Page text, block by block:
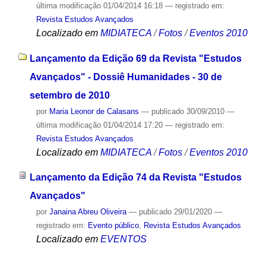
última modificação01/04/2014 16:18 — registrado em:
Revista Estudos Avançados
Localizado em MIDIATECA /Fotos /Eventos 2010
Lançamento da Edição 69 da Revista "Estudos
Avançados" - Dossiê Humanidades - 30 de
setembro de 2010
por Maria Leonor de Calasans — publicado30/09/2010 —
última modificação01/04/2014 17:20 — registrado em:
Revista Estudos Avançados
Localizado em MIDIATECA /Fotos /Eventos 2010
Lançamento da Edição 74 da Revista "Estudos
Avançados"
por Janaina Abreu Oliveira — publicado29/01/2020 —
registrado em: Evento público, Revista Estudos Avançados
Localizado em EVENTOS